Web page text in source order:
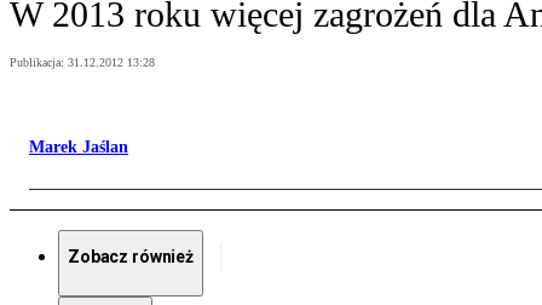
W 2013 roku więcej zagrożeń dla
Publikacja: 31.12.2012 13:28
Marek Jaślan
Zobacz również